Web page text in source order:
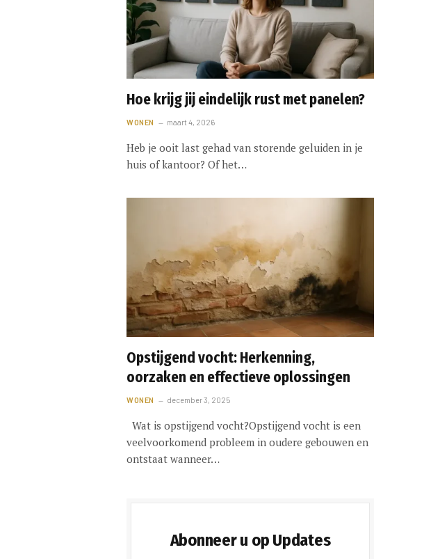
Hoe krijg jij eindelijk rust met panelen?
WONEN maart 4, 2026
Heb je ooit last gehad van storende geluiden in je
huis of kantoor? Of het…
Opstijgend vocht: Herkenning,
oorzaken en effectieve oplossingen
WONEN december 3, 2025
Wat is opstijgend vocht?Opstijgend vocht is een
veelvoorkomend probleem in oudere gebouwen en
ontstaat wanneer…
Abonneer u op Updates